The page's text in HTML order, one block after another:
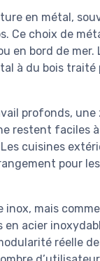
en métal,
Ce choix de
en bord de mer.
à du bois traité
profonds, une
restent faciles
cuisines
pour
inox, mais
en acier
réelle